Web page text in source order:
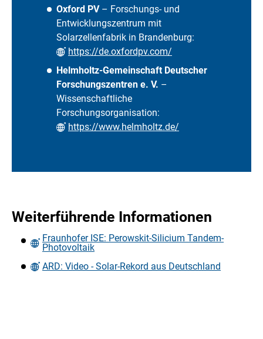
Oxford PV– Forschungs- und
Entwicklungszentrum mit
Solarzellenfabrik in Brandenburg:
https://de.oxfordpv.com/
Helmholtz-Gemeinschaft Deutscher
Forschungszentren e. V. –
Wissenschaftliche
Forschungsorganisation:
https://www.helmholtz.de/
Weiterführende Informationen
Fraunhofer ISE: Perowskit-Silicium Tandem-
Photovoltaik
ARD: Video - Solar-Rekord aus Deutschland